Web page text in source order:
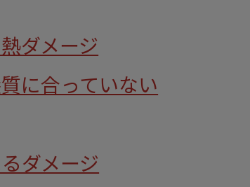
ダメージ
に合っていない
ダメージ